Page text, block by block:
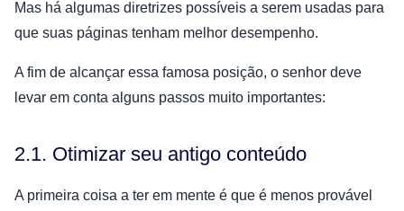
Mas há algumas diretrizes possíveis a serem usadas para
que suas páginas tenham melhor desempenho.
A fim de alcançar essa famosa posição, o senhor deve
levar em conta alguns passos muito importantes:
2.1. Otimizar seu antigo conteúdo
A primeira coisa a ter em mente é que é menos provável